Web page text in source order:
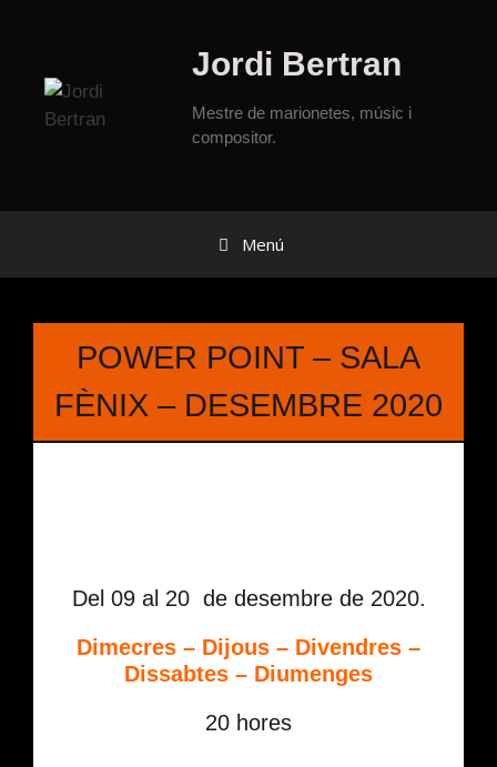
Jordi Bertran
Mestre de marionetes, músic i
compositor.
Menú
POWER POINT – SALA
FÈNIX – DESEMBRE 2020
Del 09 al 20 de desembre de 2020.
Dimecres – Dijous – Divendres –
Dissabtes – Diumenges
20 hores